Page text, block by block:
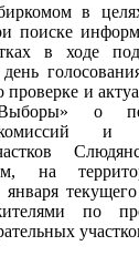
в
поиске
в ходе
проверке и
о
комиссий и
на
текущего
по